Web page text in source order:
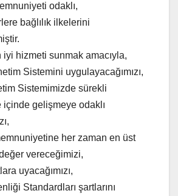
odaklı,
bağlılık ilkelerini
iyi hizmeti sunmak amacıyla,
Sistemini uygulayacağımızı,
Sistemimizde sürekli
içinde gelişmeye odaklı
her zaman en üst
vereceğimizi,
uyacağımızı,
Standardları şartlarını